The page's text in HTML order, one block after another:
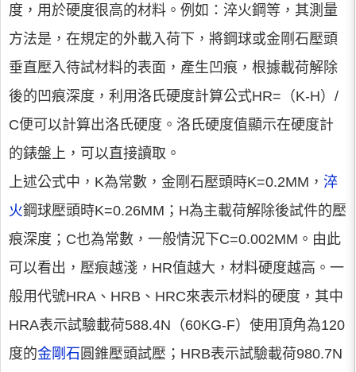
度，用於硬度很高的材料。例如：淬火鋼等，其測量
方法是，在規定的外載入荷下，將鋼球或金剛石壓頭
垂直壓入待試材料的表面，產生凹痕，根據載荷解除
後的凹痕深度，利用洛氏硬度計算公式HR=（K-H）/
C便可以計算出洛氏硬度。洛氏硬度值顯示在硬度計
的錶盤上，可以直接讀取。
上述公式中，K為常數，金剛石壓頭時K=0.2MM， 淬
火鋼球壓頭時K=0.26MM；H為主載荷解除後試件的壓
痕深度；C也為常數，一般情況下C=0.002MM。由此
可以看出，壓痕越淺，HR值越大，材料硬度越高。一
般用代號HRA、HRB、HRC來表示材料的硬度，其中
HRA表示試驗載荷588.4N（60KG-F）使用頂角為120
度的金剛石 圓錐壓頭試壓；HRB表示試驗載荷980.7N